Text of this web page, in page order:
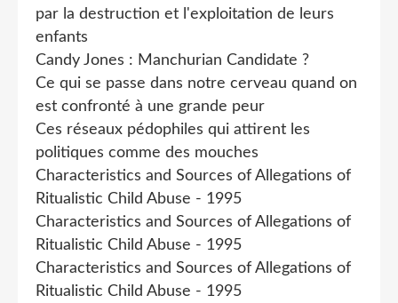
par la destruction et l'exploitation de leurs
enfants
Candy Jones : Manchurian Candidate ?
Ce qui se passe dans notre cerveau quand on
est confronté à une grande peur
Ces réseaux pédophiles qui attirent les
politiques comme des mouches
Characteristics and Sources of Allegations of
Ritualistic Child Abuse - 1995
Characteristics and Sources of Allegations of
Ritualistic Child Abuse - 1995
Characteristics and Sources of Allegations of
Ritualistic Child Abuse - 1995